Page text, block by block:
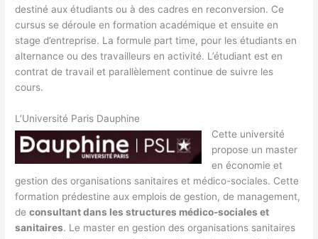
destiné aux étudiants ou à des cadres en reconversion. Ce
cursus se déroule en formation académique et ensuite en
stage d’entreprise. La formule part time, pour les étudiants en
alternance ou des travailleurs en activité. L’étudiant est en
contrat de travail et parallèlement continue de suivre les
cours.
L’Université Paris Dauphine
Cette université
propose un master
en économie et
gestion des organisations sanitaires et médico-sociales. Cette
formation prédestine aux emplois de gestion, de management,
deconsultant dans les structures médico-sociales et
sanitaires. Le master en gestion des organisations sanitaires